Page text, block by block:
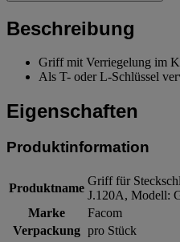
Beschreibung
Griff mit Verriegelung im
Als T- oder L-Schlüssel
Eigenschaften
Produktinformation
Produktname
Griff für
J.120A, Modell:
Marke
Facom
Verpackung pro Stück